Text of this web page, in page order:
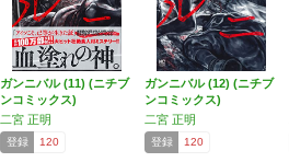
ガンニバル (11) (ニチブ
ンコミックス)
二宮 正明
登録 120
ガンニバル (12) (ニチブ
ンコミックス)
二宮 正明
登録 120